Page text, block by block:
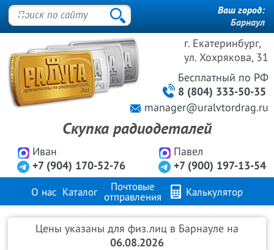
г. Екатеринбург,
ул. Хохрякова, 31
Иван
+7 (904) 170-52-76
Павел
+7 (900) 197-13-54
Бесплатный по РФ
8 (804) 333-50-35
manager@uralvtordrag.ru
Скупка радиодеталей
Ваш город:
Барнаул
О нас Каталог
Почтовые
отправления
Калькулятор
Продажа металлов Контакты
Цены указаны для физ.лиц в Барнауле на
06.08.2026